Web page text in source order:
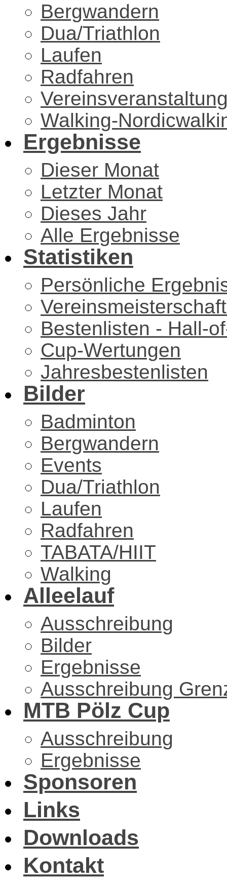
Bergwandern
Dua/Triathlon
Laufen
Radfahren
Walking-
Ergebnisse
Dieser Monat
Letzter Monat
Dieses Jahr
Alle Ergebnisse
Statistiken
Persönliche
Bestenlisten - Hall-
Cup-Wertungen
Jahresbestenlisten
Bilder
Badminton
Bergwandern
Events
Dua/Triathlon
Laufen
Radfahren
TABATA/HIIT
Walking
Alleelauf
Ausschreibung
Bilder
Ergebnisse
Ausschreibung
MTB Pölz Cup
Ausschreibung
Ergebnisse
Sponsoren
Links
Downloads
Kontakt